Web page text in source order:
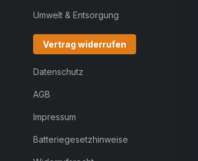
Umwelt & Entsorgung
Vertrag widerrufen
Datenschutz
AGB
Impressum
Batteriegesetzhinweise